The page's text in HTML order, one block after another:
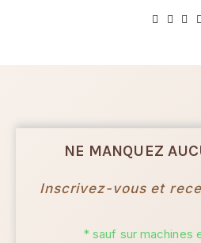
NE MANQUEZ
Inscrivez-vous et
* sauf sur machines